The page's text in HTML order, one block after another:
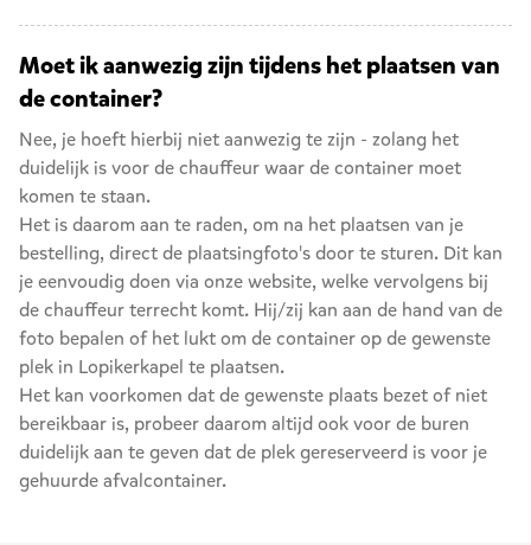
Moet ik aanwezig zijn tijdens het plaatsen van
de container?
Nee, je hoeft hierbij niet aanwezig te zijn - zolang het
duidelijk is voor de chauffeur waar de container moet
komen te staan.
Het is daarom aan te raden, om na het plaatsen van je
bestelling, direct de plaatsingfoto's door te sturen. Dit kan
je eenvoudig doen via onze website, welke vervolgens bij
de chauffeur terrecht komt. Hij/zij kan aan de hand van de
foto bepalen of het lukt om de container op de gewenste
plek in Lopikerkapel te plaatsen.
Het kan voorkomen dat de gewenste plaats bezet of niet
bereikbaar is, probeer daarom altijd ook voor de buren
duidelijk aan te geven dat de plek gereserveerd is voor je
gehuurde afvalcontainer.